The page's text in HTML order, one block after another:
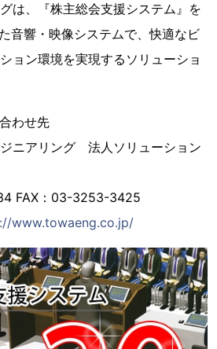
は、『株主総会支援システム』を
音響・映像システムで、快適なビ
ョン環境を実現するソリューショ
わせ先
ニアリング 法人ソリューション
FAX：03-3253-3425
www.towaeng.co.jp/